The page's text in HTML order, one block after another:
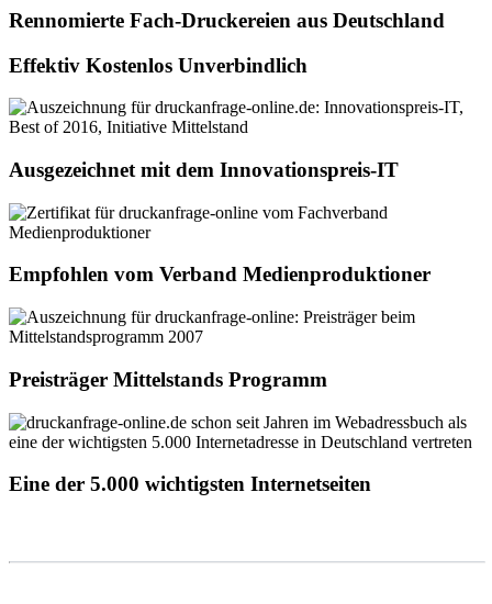
Rennomierte Fach-Druckereien aus Deutschland
Effektiv Kostenlos Unverbindlich
Ausgezeichnet mit dem Innovationspreis-IT
Empfohlen vom Verband Medienproduktioner
Preisträger Mittelstands Programm
Eine der 5.000 wichtigsten Internetseiten